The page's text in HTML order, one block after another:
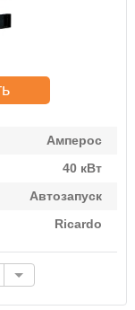
Амперос
40 кВт
Автозапуск
Ricardo